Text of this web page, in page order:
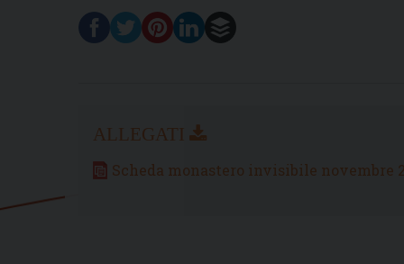
Scheda monastero invisibile novembre